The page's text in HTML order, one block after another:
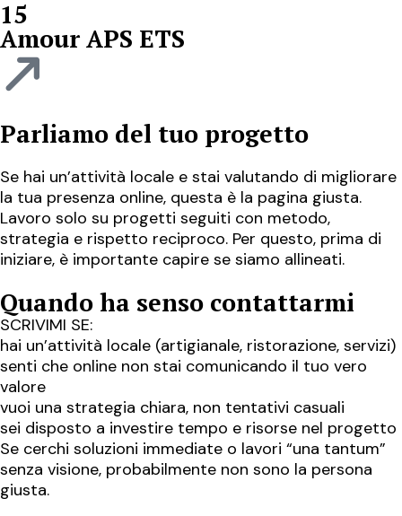
15
Amour APS ETS
Parliamo del tuo progetto
Se hai un’attività locale e stai valutando di migliorare
la tua presenza online, questa è la pagina giusta.
Lavoro solo su progetti seguiti con metodo,
strategia e rispetto reciproco. Per questo, prima di
iniziare, è importante capire se siamo allineati.
Quando ha senso contattarmi
SCRIVIMI SE:
hai un’attività locale (artigianale, ristorazione, servizi)
senti che online non stai comunicando il tuo vero
valore
vuoi una strategia chiara, non tentativi casuali
sei disposto a investire tempo e risorse nel progetto
Se cerchi soluzioni immediate o lavori “una tantum”
senza visione, probabilmente non sono la persona
giusta.